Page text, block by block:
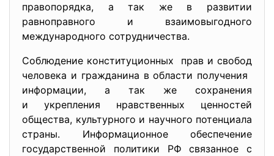
правопорядка, а так же в развитии
равноправного и взаимовыгодного
международного сотрудничества.
Соблюдение конституционных прав и свобод
человека и гражданина в области получения
информации, а так же сохранения
и укрепления нравственных ценностей
общества, культурного и научного потенциала
страны. Информационное обеспечение
государственной политики РФ связанное с